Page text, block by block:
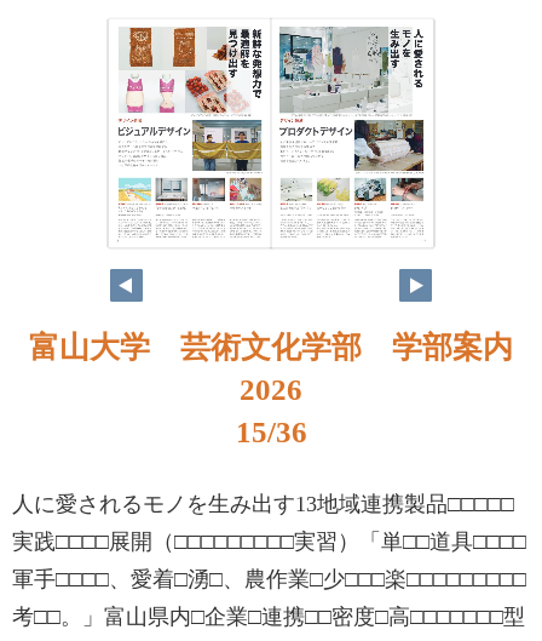
富山大学 芸術文化学部 学部案内
2026
15/36
人に愛されるモノを生み出す13地域連携製品□□□□□
実践□□□□展開（□□□□□□□□□実習）「単□□道具□□□□
軍手□□□□、愛着□湧□、農作業□少□□□楽□□□□□□□□□
考□□。」富山県内□企業□連携□□密度□高□□□□□□□型